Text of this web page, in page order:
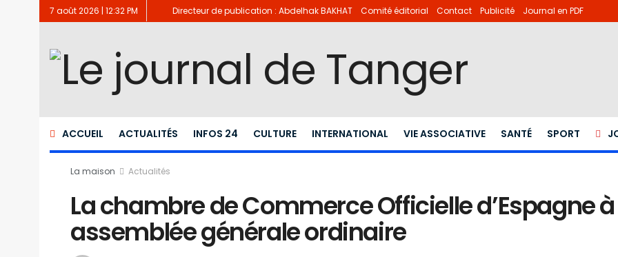
7 août 2026 | 12:32 PM Directeur de publication : Abdelhak BAKHAT Comité éditorial Contact Publicité Journal en PDF
ACCUEIL ACTUALITÉS INFOS 24 CULTURE INTERNATIONAL VIE ASSOCIATIVE SANTÉ SPORT
La maison Actualités
La chambre de Commerce Officielle d’Espagne
assemblée générale ordinaire